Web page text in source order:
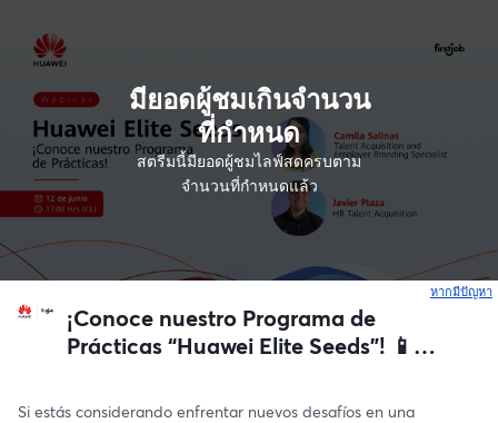
มียอดผู้ชมเกินจำนวน
ที่กำหนด
สตรีมนี้มียอดผู้ชมไลฟ์สดครบตาม
จำนวนที่กำหนดแล้ว
หากมีปัญหา
¡Conoce nuestro Programa de
Prácticas “Huawei Elite Seeds"! 📱
Si estás considerando enfrentar nuevos desafíos en una